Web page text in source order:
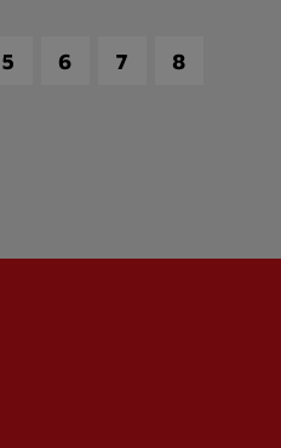
5 6 7
8